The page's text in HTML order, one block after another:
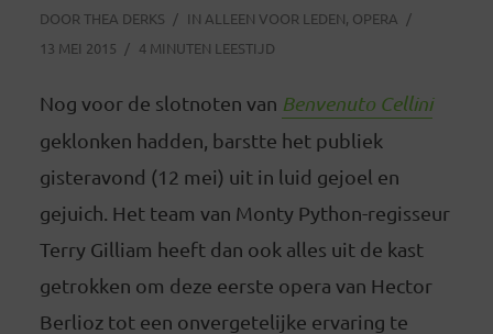
DOOR THEA DERKS IN ALLEEN VOOR LEDEN, OPERA
13 MEI 2015
4 MINUTEN LEESTIJD
Nog voor de slotnoten van Benvenuto Cellini
geklonken hadden, barstte het publiek
gisteravond (12 mei) uit in luid gejoel en
gejuich. Het team van Monty Python-regisseur
Terry Gilliam heeft dan ook alles uit de kast
getrokken om deze eerste opera van Hector
Berlioz tot een onvergetelijke ervaring te